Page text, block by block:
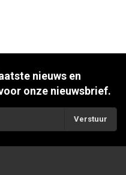
nieuws en
onze nieuwsbrief.
Verstuur